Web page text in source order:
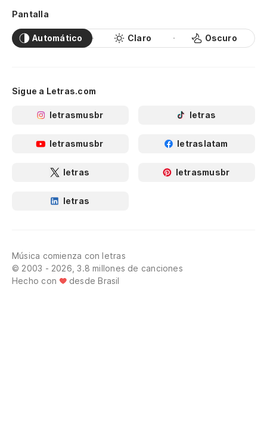
Pantalla
Automático Claro Oscuro
Sigue a Letras.com
letrasmusbr letras
letrasmusbr letraslatam
letras letrasmusbr
letras
Música comienza con letras
© 2003 - 2026, 3.8 millones de canciones
Hecho con
desde Brasil